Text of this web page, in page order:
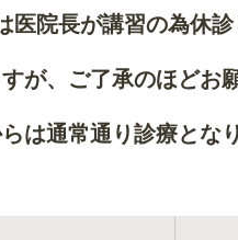
医院長が講習の為休診
が、ご了承のほどお
は通常通り診療とな